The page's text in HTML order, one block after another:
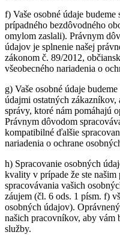
f) Vaše osobné údaje
prípadného bezdôvodného
omylom zaslali). Právnym
údajov je splnenie našej
zákonom č. 89/2012,
všeobecného nariadenia o
g) Vaše osobné údaje
údajmi ostatných
správy, ktoré nám pomáhajú
Právnym dôvodom
kompatibilné ďalšie
nariadenia o ochrane
h) Spracovanie osobných
kvality v prípade že ste
spracovávania vašich
záujem (čl. 6 ods. 1 písm. f)
osobných údajov).
našich pracovníkov, aby
služby.